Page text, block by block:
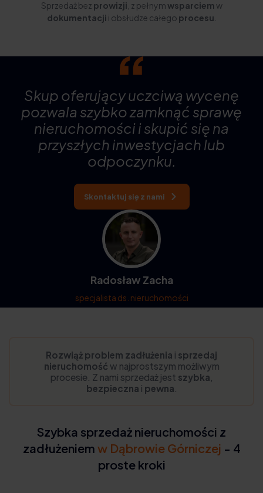
Sprzedaż bez prowizji , z pełnymwsparciemw
dokumentacji i obsłudze całego procesu
Skup oferujący uczciwą wycenę
pozwala szybko zamknąć sprawę
nieruchomości i skupić się na
przyszłych inwestycjach lub
odpoczynku.
Skontaktuj się z nami
Radosław Zacha
specjalista ds. nieruchomości
Szybka sprzedaż nieruchomości z
zadłużeniem w Dąbrowie Górniczej - 4
proste kroki
Rozwiąż problem zadłużenia i sprzedaj
nieruchomość w najprostszym możliwym
procesie. Z nami sprzedaż jest szybka
bezpieczna i pewna